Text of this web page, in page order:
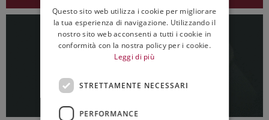
ENGLISH
Questo sito web utilizza i cookie per migliorare
la tua esperienza di navigazione. Utilizzando il
nostro sito web acconsenti a tutti i cookie in
conformità con la nostra policy per i cookie.
Leggi di più
STRETTAMENTE NECESSARI
PERFORMANCE